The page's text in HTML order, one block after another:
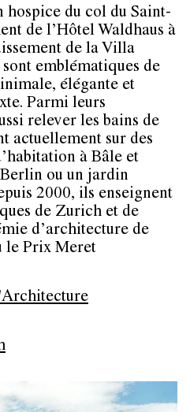
hospice du col du Saint-
de l’Hôtel Waldhaus à
de la Villa
emblématiques de
élégante et
Parmi leurs
relever les bains de
actuellement sur des
à Bâle et
ou un jardin
2000, ils enseignent
de Zurich et de
d’architecture de
le Prix Meret